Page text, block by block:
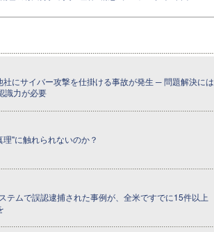
にサイバー攻撃を仕掛ける事故が発生 ─ 問題解決には
識力が必要
"に触れられないのか？
テムで誤認逮捕された事例が、全米ですでに15件以上